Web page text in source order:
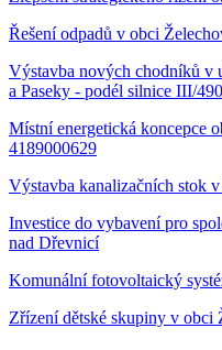
Řešení odpadů v obci
Výstavba nových chodníků v
a Paseky - podél silnice III/
Místní energetická koncepce
4189000629
Výstavba kanalizačních stok
Investice do vybavení pro
nad Dřevnicí
Komunální fotovoltaický
Zřízení dětské skupiny v obci